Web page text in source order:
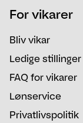
Email
Besked
For vikarer
Bliv vikar
Ledige stillinger
FAQ for vikarer
Lønservice
Privatlivspolitik